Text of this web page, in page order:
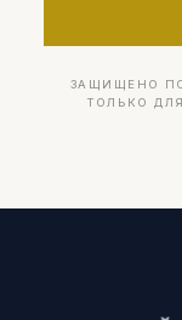
ЗАЩИЩЕНО
ТОЛЬКО